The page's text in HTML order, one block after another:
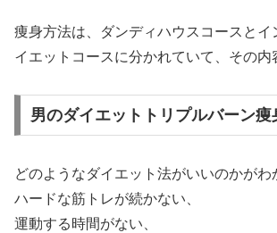
痩身方法は、ダンディハウスコースとイ
イエットコースに分かれていて、その内
男のダイエットトリプルバーン痩
どのようなダイエット法がいいのかがわ
ハードな筋トレが続かない、
運動する時間がない、